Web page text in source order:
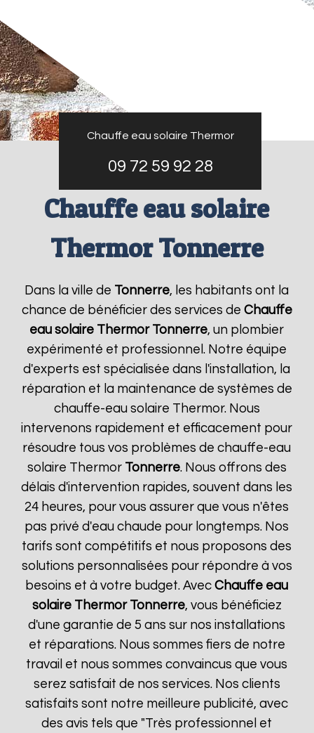
Chauffe eau solaire Thermor
09 72 59 92 28
Chauffe eau solaire
Thermor Tonnerre
Dans la ville de Tonnerre, les habitants ont la
chance de bénéficier des services de Chauffe
eau solaire Thermor Tonnerre, un plombier
expérimenté et professionnel. Notre équipe
d'experts est spécialisée dans l'installation, la
réparation et la maintenance de systèmes de
chauffe-eau solaire Thermor. Nous
intervenons rapidement et efficacement pour
résoudre tous vos problèmes de chauffe-eau
solaire Thermor Tonnerre. Nous offrons des
délais d'intervention rapides, souvent dans les
24 heures, pour vous assurer que vous n'êtes
pas privé d'eau chaude pour longtemps. Nos
tarifs sont compétitifs et nous proposons des
solutions personnalisées pour répondre à vos
besoins et à votre budget. AvecChauffe eau
solaire Thermor Tonnerre, vous bénéficiez
d'une garantie de 5 ans sur nos installations
et réparations. Nous sommes fiers de notre
travail et nous sommes convaincus que vous
serez satisfait de nos services. Nos clients
satisfaits sont notre meilleure publicité, avec
des avis tels que "Très professionnel et